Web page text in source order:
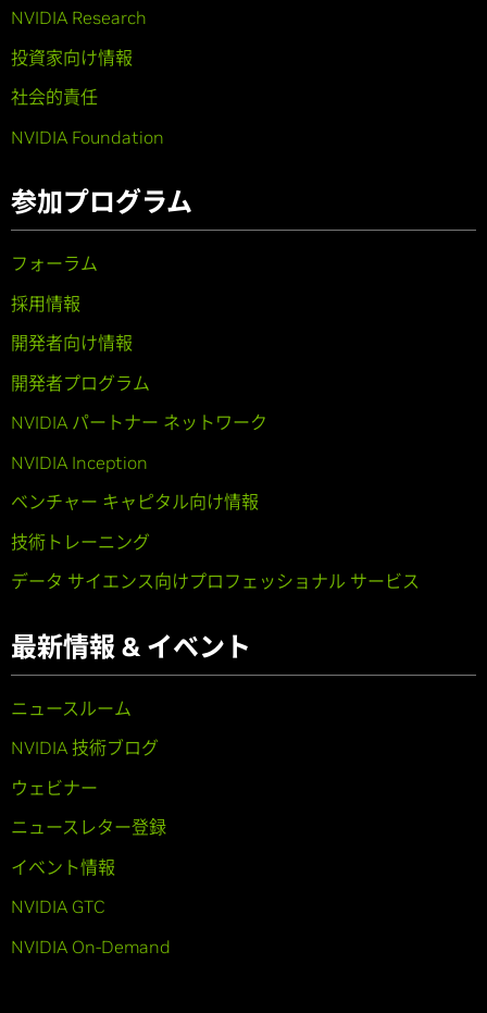
NVIDIA Research
投資家向け情報
社会的責任
NVIDIA Foundation
参加プログラム
フォーラム
採用情報
開発者向け情報
開発者プログラム
NVIDIA パートナー ネットワーク
NVIDIA Inception
ベンチャー キャピタル向け情報
技術トレーニング
データ サイエンス向けプロフェッショナル サービス
最新情報 & イベント
ニュースルーム
NVIDIA 技術ブログ
ウェビナー
ニュースレター登録
イベント情報
NVIDIA GTC
NVIDIA On-Demand